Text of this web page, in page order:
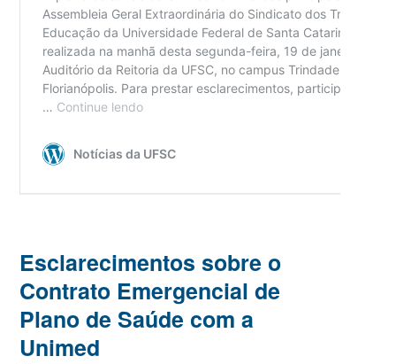
Esclarecimentos sobre o
Contrato Emergencial de
Plano de Saúde com a
Unimed